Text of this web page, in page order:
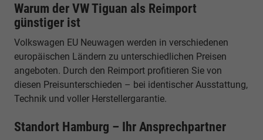
Warum der VW Tiguan als Reimport
günstiger ist
Volkswagen EU Neuwagen werden in verschiedenen
europäischen Ländern zu unterschiedlichen Preisen
angeboten. Durch den Reimport profitieren Sie von
diesen Preisunterschieden – bei identischer Ausstattung,
Technik und voller Herstellergarantie.
Standort Hamburg – Ihr Ansprechpartner